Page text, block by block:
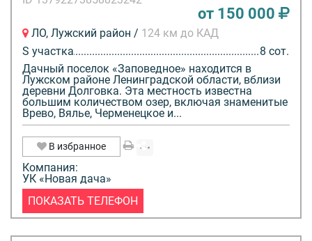
от 150 000
ЛО, Лужский район / 124 км до КАД
S участка
8 сот.
Дачный поселок «Заповедное» находится в
Лужском районе Ленинградской области, вблизи
деревни Долговка. Эта местность известна
большим количеством озер, включая знаменитые
Врево, Вялье, Черменецкое и...
В избранное
Компания:
УК «Новая дача»
ПОКАЗАТЬ ТЕЛЕФОН